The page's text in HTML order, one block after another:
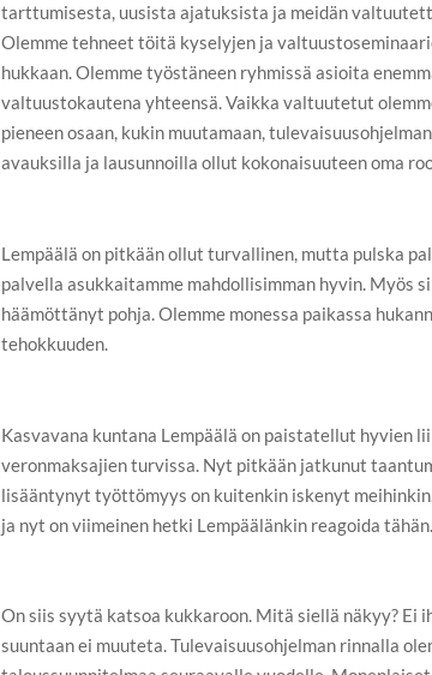
tarttumisesta, uusista ajatuksista ja meidän
Olemme tehneet töitä kyselyjen ja
hukkaan. Olemme työstäneen ryhmissä asioita
valtuustokautena yhteensä. Vaikka valtuutetut
pieneen osaan, kukin muutamaan,
avauksilla ja lausunnoilla ollut kokonaisuuteen oma
Lempäälä on pitkään ollut turvallinen, mutta pulska
palvella asukkaitamme mahdollisimman hyvin. Myös
häämöttänyt pohja. Olemme monessa paikassa
tehokkuuden.
Kasvavana kuntana Lempäälä on paistatellut hyvien
veronmaksajien turvissa. Nyt pitkään jatkunut
lisääntynyt työttömyys on kuitenkin iskenyt
ja nyt on viimeinen hetki Lempäälänkin reagoida tähän.
On siis syytä katsoa kukkaroon. Mitä siellä näkyy? Ei
suuntaan ei muuteta. Tulevaisuusohjelman rinnalla